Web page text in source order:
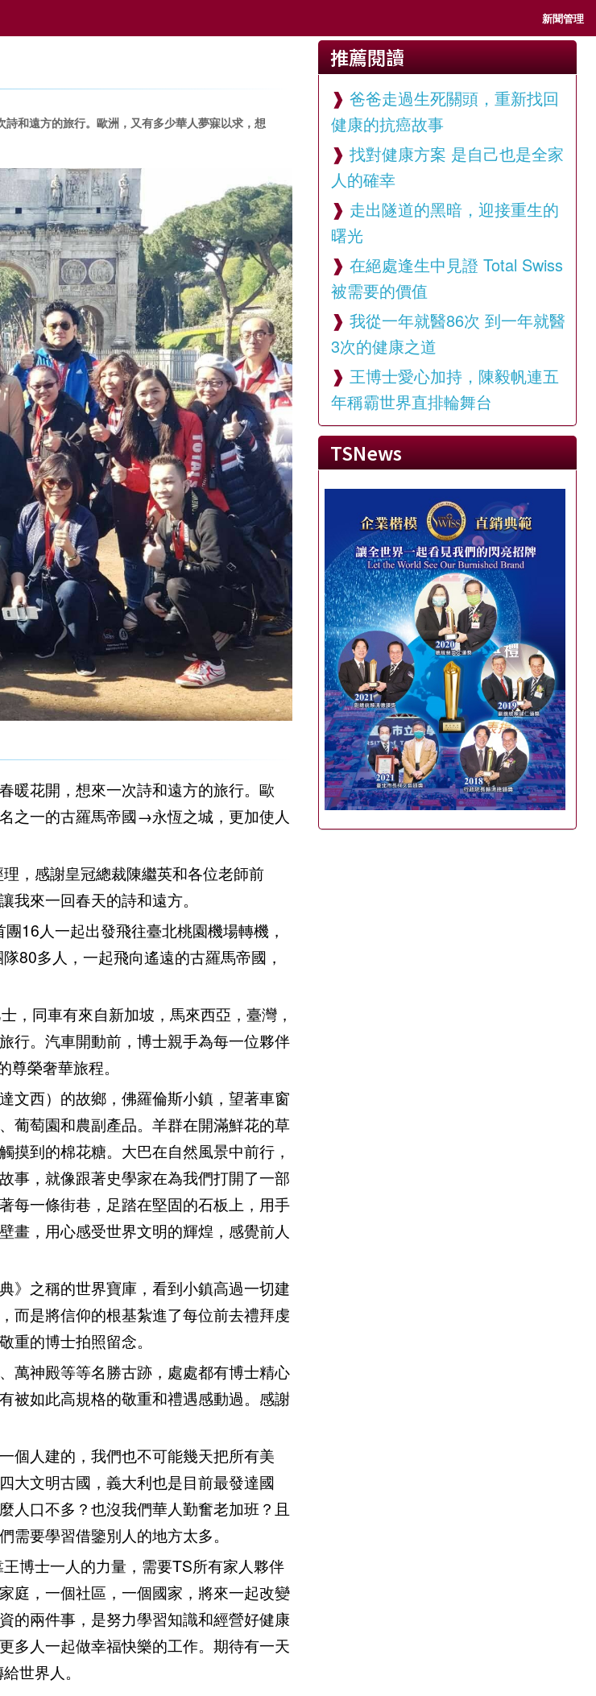
新聞管理
和遠方的旅行。歐洲，又有多少華人夢寐以求，想
暖花開，想來一次詩和遠方的旅行。歐
之一的古羅馬帝國→永恆之城，更加使人
，感謝皇冠總裁陳繼英和各位老師前
來一回春天的詩和遠方。
16人一起出發飛往臺北桃園機場轉機，
80多人，一起飛向遙遠的古羅馬帝國，
，同車有來自新加坡，馬來西亞，臺灣，
行。汽車開動前，博士親手為每一位夥伴
榮奢華旅程。
文西）的故鄉，佛羅倫斯小鎮，望著車窗
葡萄園和農副產品。羊群在開滿鮮花的草
摸到的棉花糖。大巴在自然風景中前行，
事，就像跟著史學家在為我們打開了一部
每一條街巷，足踏在堅固的石板上，用手
畫，用心感受世界文明的輝煌，感覺前人
》之稱的世界寶庫，看到小鎮高過一切建
而是將信仰的根基紮進了每位前去禮拜虔
的博士拍照留念。
萬神殿等等名勝古跡，處處都有博士精心
被如此高規格的敬重和禮遇感動過。感謝
個人建的，我們也不可能幾天把所有美
大文明古國，義大利也是目前最發達國
人口不多？也沒我們華人勤奮老加班？且
要學習借鑒別人的地方太多。
博士一人的力量，需要TS所有家人夥伴
庭，一個社區，一個國家，將來一起改變
的兩件事，是努力學習知識和經營好健康
多人一起做幸福快樂的工作。期待有一天
世界人。
推薦閱讀
爸爸走過生死關頭，重新找回
健康的抗癌故事
找對健康方案 是自己也是全家
人的確幸
走出隧道的黑暗，迎接重生的
曙光
在絕處逢生中見證 Total Swiss
被需要的價值
我從一年就醫86次 到一年就醫
3次的健康之道
王博士愛心加持，陳毅帆連五
年稱霸世界直排輪舞台
TSNews